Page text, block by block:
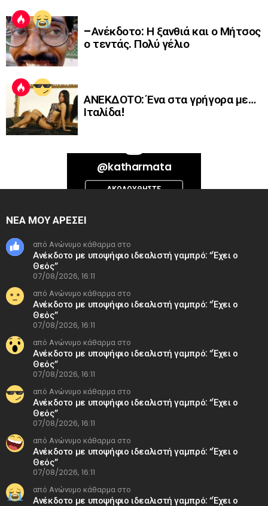
–Ανέκδοτο: Η ξανθιά και ο Μήτσος
ο τεντάς. Πολύ γέλιο
ΑΝΕΚΔΟΤΟ: Ένα στα γρήγορα με…
Ιταλίδα!
Thursday, 06-Aug-26 13:14:09 PDT. The current time is Friday, 07-Aug-
@katharmata
ΑΚΟΛΟΥΘΉΣΤΕ
ΝΕΑ ΜΟΥ ΑΡΕΣΕΙ
από Ανώνυμο κάθαρμα στο
Ανέκδοτο με υποψήφιο ιδεαλιστή γαμπρό: “Έχει ο
Θεός”
07/08/2026, 16:11
από Ανώνυμο κάθαρμα στο
Ανέκδοτο με υποψήφιο ιδεαλιστή γαμπρό: “Έχει ο
Θεός”
07/08/2026, 16:11
από Ανώνυμο κάθαρμα στο
Ανέκδοτο με υποψήφιο ιδεαλιστή γαμπρό: “Έχει ο
Θεός”
07/08/2026, 16:11
από Ανώνυμο κάθαρμα στο
Ανέκδοτο με υποψήφιο ιδεαλιστή γαμπρό: “Έχει ο
Θεός”
07/08/2026, 16:11
από Ανώνυμο κάθαρμα στο
Ανέκδοτο με υποψήφιο ιδεαλιστή γαμπρό: “Έχει ο
Θεός”
07/08/2026, 16:11
από Ανώνυμο κάθαρμα στο
Ανέκδοτο με υποψήφιο ιδεαλιστή γαμπρό: “Έχει ο